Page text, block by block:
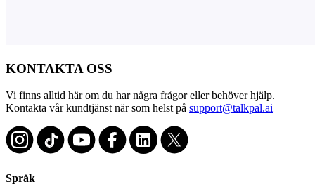
KONTAKTA OSS
Vi finns alltid här om du har några frågor eller behöver hjälp.
Kontakta vår kundtjänst när som helst på support@talkpal.ai
Språk